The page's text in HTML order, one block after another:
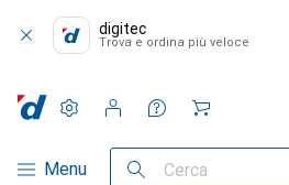
digitec
Trova e ordina più veloce
Categoria Navigazione
Menu Cerca
Impostazioni
Conto cliente
Liste di confronto
Liste dei desideri
Carrello